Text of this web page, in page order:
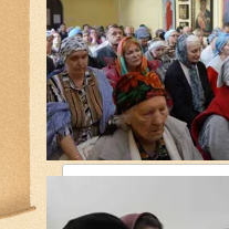
DSC02705 копия